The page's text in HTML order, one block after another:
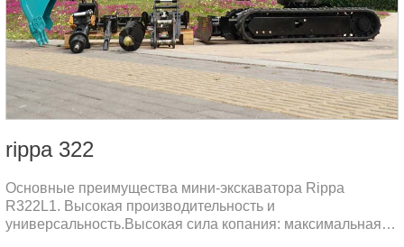
rippa 322
Основные преимущества мини-экскаватора Rippa
R322L1. Высокая производительность и
универсальность.Высокая сила копания: максимальная